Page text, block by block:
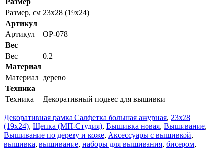
Размер, см 23x28 (19x24)
Артикул
Артикул
ОР-078
Вес
Вес
0.2
Материал
Материал дерево
Техника
Техника
Декоративный подвес для вышивки
Декоративная рамка Салфетка большая ажурная, 23x28
(19x24), Щепка (МП-Студия), Вышивка новая, Вышивание,
Вышивание по дереву и коже, Аксессуары с вышивкой,
вышивка, вышивание, наборы для вышивания, бисером,